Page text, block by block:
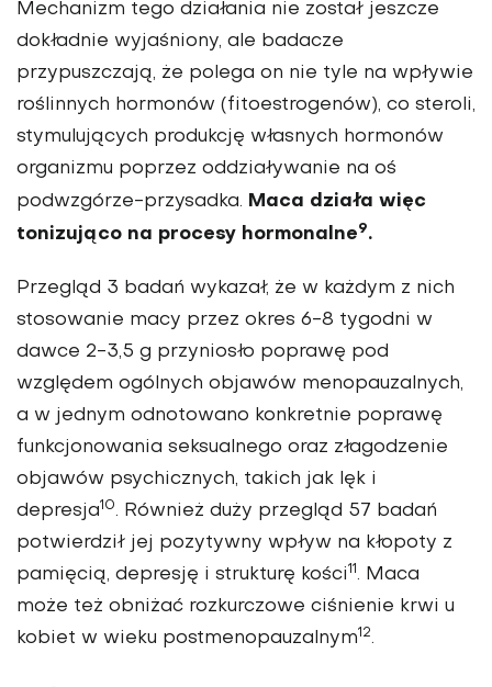
Mechanizm tego działania nie został jeszcze
dokładnie wyjaśniony, ale badacze
przypuszczają, że polega on nie tyle na wpływie
roślinnych hormonów (fitoestrogenów), co steroli,
stymulujących produkcję własnych hormonów
organizmu poprzez oddziaływanie na oś
podwzgórze-przysadka. Maca działa więc
tonizująco na procesy hormonalne9.
Przegląd 3 badań wykazał, że w każdym z nich
stosowanie macy przez okres 6-8 tygodni w
dawce 2-3,5 g przyniosło poprawę pod
względem ogólnych objawów menopauzalnych,
a w jednym odnotowano konkretnie poprawę
funkcjonowania seksualnego oraz złagodzenie
objawów psychicznych, takich jak lęk i
depresja10. Również duży przegląd 57 badań
potwierdził jej pozytywny wpływ na kłopoty z
pamięcią, depresję i strukturę kości11. Maca
może też obniżać rozkurczowe ciśnienie krwi u
kobiet w wieku postmenopauzalnym12.